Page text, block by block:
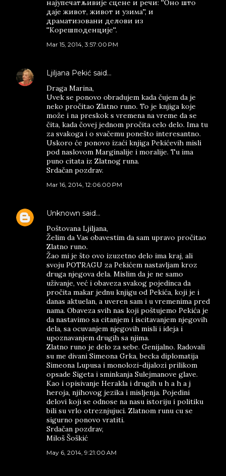
најупечатљивије сцене и речи: ''Оно што
даје живот, живот и узима'', и
драматизовани делови из
''Корешподенције''.
Mar 15, 2014, 3:57:00 PM
Ljiljana Pekić said…
Draga Marina,
Uvek se ponovo obradujem kada čujem da je
neko pročitao Zlatno runo. To je knjiga koje
može i na preskok s vremena na vreme da se
čita, kada čovej jednom pročita celo delo. Ima tu
za svakoga i o svačemu ponešto interesantno.
Uskoro će ponovo izaći knjiga Pekićevih misli
pod naslovom Marginalije i moralije. Tu ima
puno citata iz Zlatnog runa.
Srdačan pozdrav.
Mar 16, 2014, 12:06:00 PM
Unknown said…
Poštovana Ljiljana,
Želim da Vas obavestim da sam upravo pročitao
Zlatno runo.
Žao mi je što ovo izuzetno delo ima kraj, ali
svoju POTRAGU za Pekićem nastavljam kroz
druga njegova dela. Mislim da je ne samo
uživanje, već i obaveza svakog pojedinca da
pročita makar jednu knjigu od Pekića, koji je i
danas aktuelan, a uveren sam i u vremenima pred
nama. Obaveza svih nas koji poštujemo Pekića je
da nastavimo sa citanjem i iscitavanjem njegovih
dela, sa ocuvanjem njegovih misli i ideja i
upoznavanjem drugih sa njima.
Zlatno runo je delo za sebe. Genijalno. Radovali
su me divani Simeona Grka, becka diplomatija
Simeona Lupusa i monolozi-dijalozi prilikom
opsade Sigeta i sminkanja Sulejmanove glave.
Kao i opisivanje Herakla i drugih u h a h a j
heroja, njihovog jezika i misljenja. Pojedini
delovi koji se odnose na nasu istoriju i politiku
bili su vrlo otreznjujuci. Zlatnom runu cu se
sigurno ponovo vratiti.
Srdačan pozdrav,
Miloš Šoškić
May 6, 2014, 9:21:00 AM